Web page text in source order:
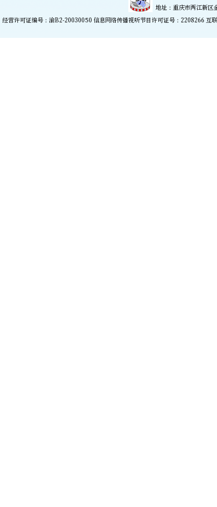
地址：重庆市两江新
经营许可证编号：渝B2-20030050 信息网络传播视听节目许可证号：2208266 互